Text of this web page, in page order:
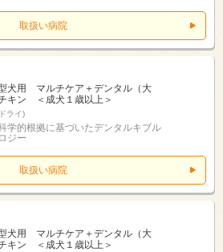
取扱い病院
犬用 マルチケア＋デンタル（大
キン ＜成犬１歳以上＞
ライ)
学的根拠に基づいたデンタルキブル
ジー
取扱い病院
犬用 マルチケア＋デンタル（大
キン ＜成犬１歳以上＞